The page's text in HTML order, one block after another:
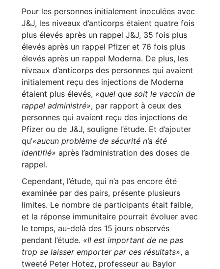
Pour les personnes initialement inoculées avec
J&J, les niveaux d’anticorps étaient quatre fois
plus élevés après un rappel J&J, 35 fois plus
élevés après un rappel Pfizer et 76 fois plus
élevés après un rappel Moderna. De plus, les
niveaux d’anticorps des personnes qui avaient
initialement reçu des injections de Moderna
étaient plus élevés, «quel que soit le vaccin de
rappel administré», par rapport à ceux des
personnes qui avaient reçu des injections de
Pfizer ou de J&J, souligne l’étude. Et d’ajouter
qu’«aucun problème de sécurité n’a été
identifié» après l’administration des doses de
rappel.
Cependant, l’étude, qui n’a pas encore été
examinée par des pairs, présente plusieurs
limites. Le nombre de participants était faible,
et la réponse immunitaire pourrait évoluer avec
le temps, au-delà des 15 jours observés
pendant l’étude. «Il est important de ne pas
trop se laisser emporter par ces résultats», a
tweeté Peter Hotez, professeur au Baylor